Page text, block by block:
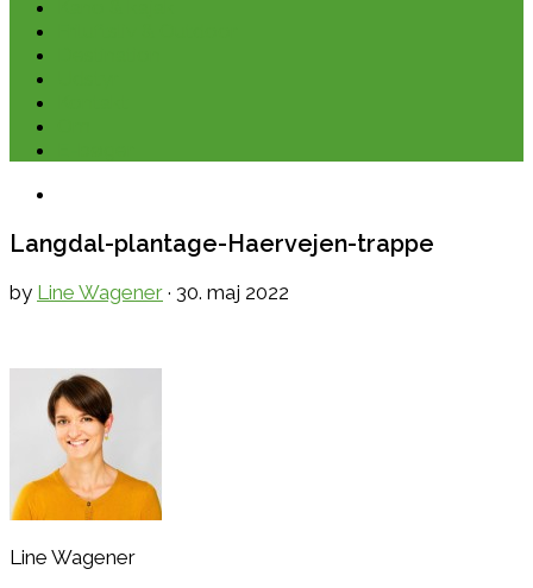
Langdal-plantage-Haervejen-trappe
by Line Wagener · 30. maj 2022
Line Wagener